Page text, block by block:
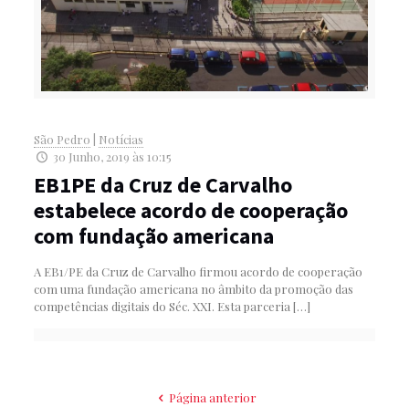
São Pedro
Notícias
30 Junho, 2019 às 10:15
EB1PE da Cruz de Carvalho
estabelece acordo de cooperação
com fundação americana
A EB1/PE da Cruz de Carvalho firmou acordo de cooperação
com uma fundação americana no âmbito da promoção das
competências digitais do Séc. XXI. Esta parceria[…]
Página anterior